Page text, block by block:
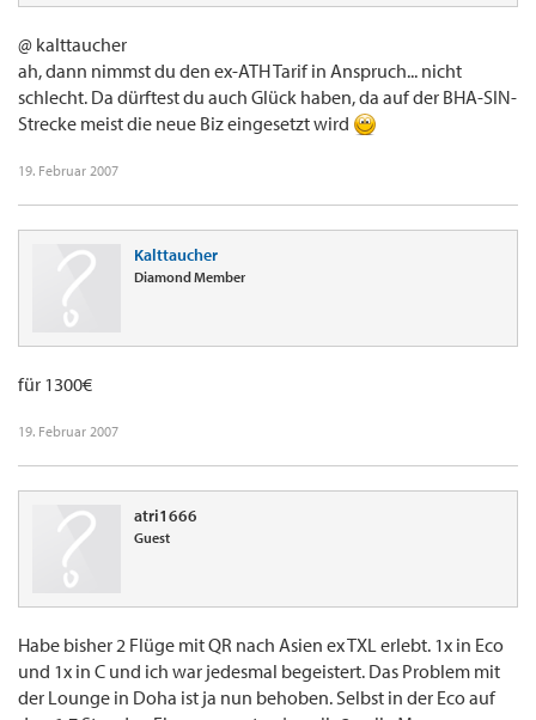
@ kalttaucher
ah, dann nimmst du den ex-ATH Tarif in Anspruch... nicht
schlecht. Da dürftest du auch Glück haben, da auf der BHA-SIN-
Strecke meist die neue Biz eingesetzt wird
19. Februar 2007
Kalttaucher
Diamond Member
für 1300€
19. Februar 2007
atri1666
Guest
Habe bisher 2 Flüge mit QR nach Asien ex TXL erlebt. 1x in Eco
und 1x in C und ich war jedesmal begeistert. Das Problem mit
der Lounge in Doha ist ja nun behoben. Selbst in der Eco auf